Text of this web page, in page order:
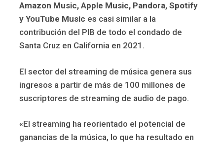
Amazon Music, Apple Music, Pandora, Spotify
y YouTube Music es casi similar a la
contribución del PIB de todo el condado de
Santa Cruz en California en 2021.
El sector del streaming de música genera sus
ingresos a partir de más de 100 millones de
suscriptores de streaming de audio de pago.
«El streaming ha reorientado el potencial de
ganancias de la música, lo que ha resultado en